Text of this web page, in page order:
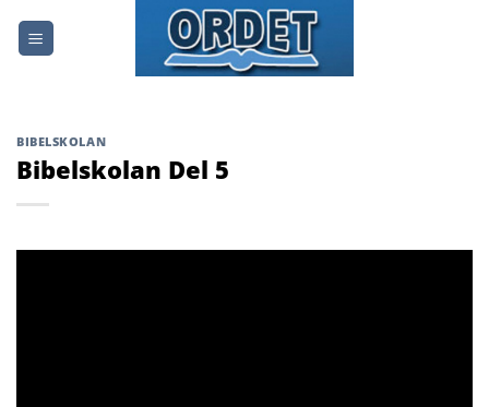
BIBELSKOLAN
Bibelskolan Del 5